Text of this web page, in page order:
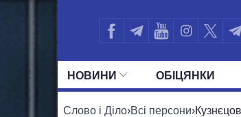
НОВИНИ ОБIЦЯНКИ
УСІ ПОЛІТИКИ
Слово і Діло›Всі персони›